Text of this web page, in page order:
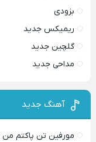
بزودی
ریمیکس جدید
گلچین جدید
مداحی جدید
آهنگ جدید
مورفین تن پاکتم